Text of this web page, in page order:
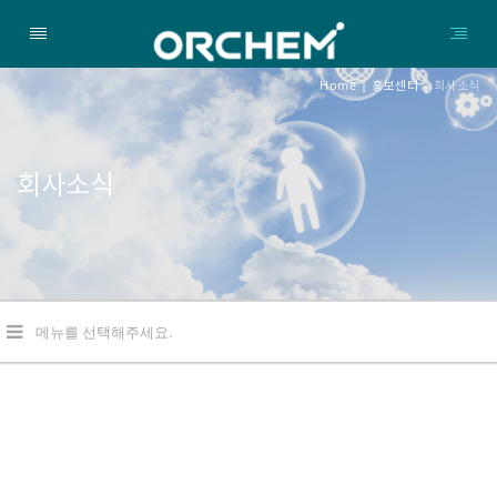
회사소식
Home| 홍보센터|회사소식
메뉴를 선택해주세요.